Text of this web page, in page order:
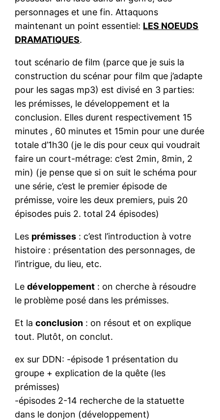
personnages et une fin. Attaquons
maintenant un point essentiel: LES NOEUDS
DRAMATIQUES.
tout scénario de film (parce que je suis la
construction du scénar pour film que j’adapte
pour les sagas mp3) est divisé en 3 parties:
les prémisses, le développement et la
conclusion. Elles durent respectivement 15
minutes , 60 minutes et 15min pour une durée
totale d’1h30 (je le dis pour ceux qui voudrait
faire un court-métrage: c’est 2min, 8min, 2
min) (je pense que si on suit le schéma pour
une série, c’est le premier épisode de
prémisse, voire les deux premiers, puis 20
épisodes puis 2. total 24 épisodes)
Les prémisses : c’est l’introduction à votre
histoire : présentation des personnages, de
l’intrigue, du lieu, etc.
Ledéveloppement : on cherche à résoudre
le problème posé dans les prémisses.
Et laconclusion : on résout et on explique
tout. Plutôt, on conclut.
ex sur DDN: -épisode 1 présentation du
groupe + explication de la quête (les
prémisses)
-épisodes 2-14 recherche de la statuette
dans le donjon (développement)